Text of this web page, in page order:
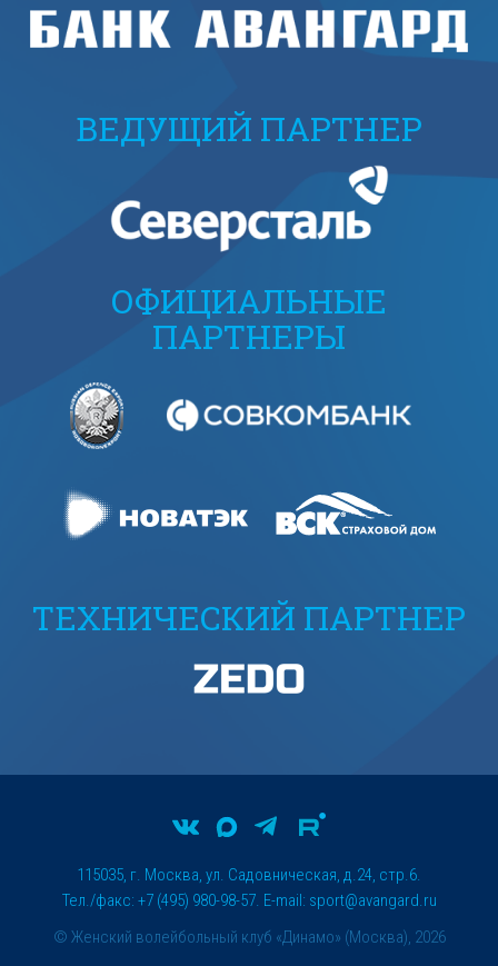
ВЕДУЩИЙ ПАРТНЕР
ОФИЦИАЛЬНЫЕ
ПАРТНЕРЫ
ТЕХНИЧЕСКИЙ ПАРТНЕР
© Женский волейбольный клуб «Динамо» (Москва), 2026
115035, г. Москва, ул. Садовническая, д.24, стр.6.
Тел./факс: +7 (495) 980-98-57. E-mail: sport@avangard.ru